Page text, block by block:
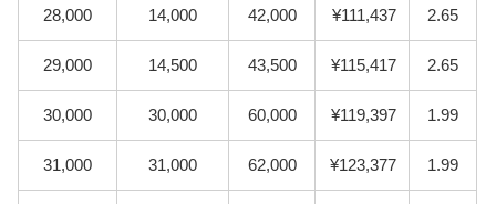
28,000 14,000 42,000 ¥111,437 2.65
29,000 14,500 43,500 ¥115,417 2.65
30,000 30,000 60,000 ¥119,397 1.99
31,000 31,000 62,000 ¥123,377 1.99